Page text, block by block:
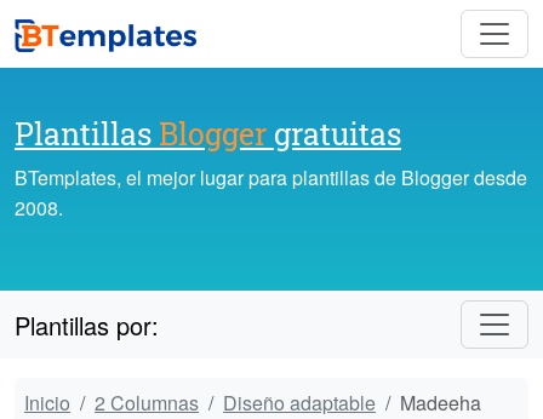
Plantillas Blogger gratuitas
BTemplates, el mejor lugar para plantillas de Blogger desde
2008.
Plantillas por:
Inicio 2 Columnas Diseño adaptable Madeeha